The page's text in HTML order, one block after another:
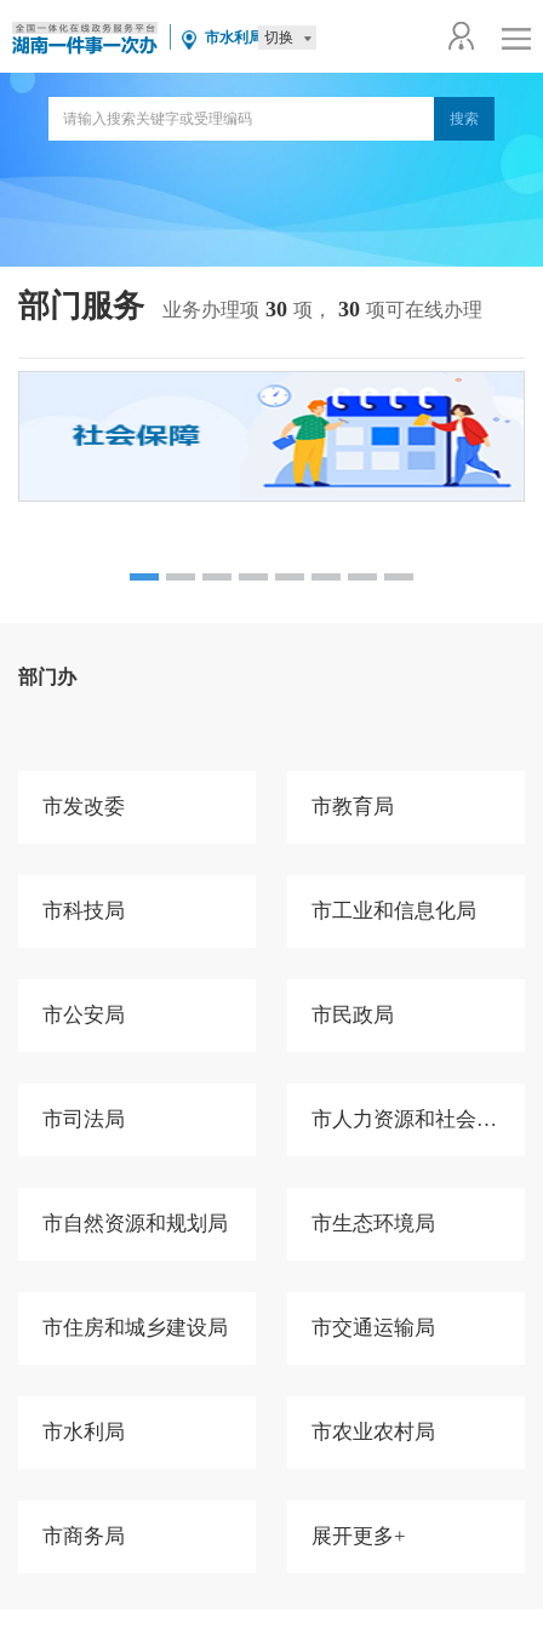
市水利局 切换
部门服务 业务办理项 30 项， 30 项可在线办理
部门办
市发改委 市教育局
市科技局 市工业和信息化局
市公安局 市民政局
市司法局 市人力资源和社会保障局
市自然资源和规划局 市生态环境局
市住房和城乡建设局 市交通运输局
市水利局 市农业农村局
市商务局 展开更多+